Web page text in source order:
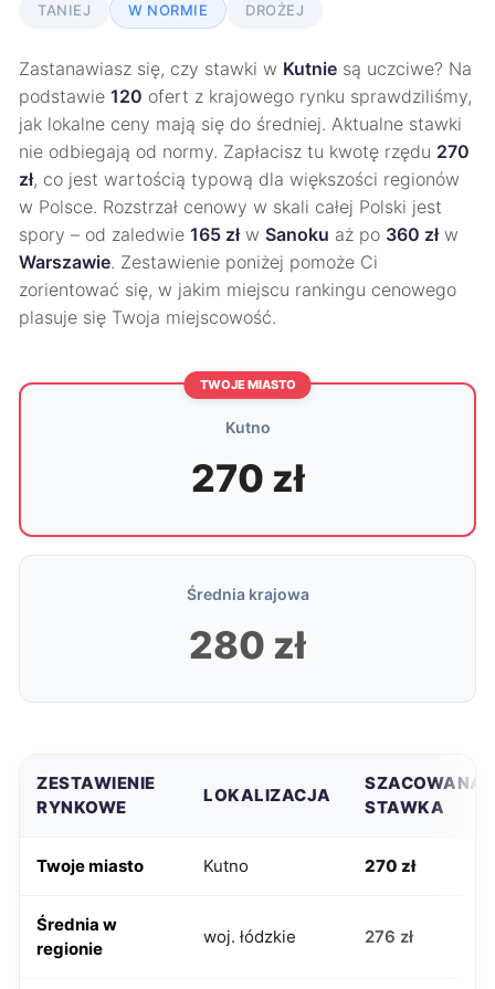
TANIEJ W NORMIE DROŻEJ
Zastanawiasz się, czy stawki w Kutnie są uczciwe? Na
podstawie 120 ofert z krajowego rynku sprawdziliśmy,
jak lokalne ceny mają się do średniej. Aktualne stawki
nie odbiegają od normy. Zapłacisz tu kwotę rzędu 270
zł, co jest wartością typową dla większości regionów
w Polsce. Rozstrzał cenowy w skali całej Polski jest
spory – od zaledwie 165 złw Sanoku aż po 360 złw
Warszawie. Zestawienie poniżej pomoże Ci
zorientować się, w jakim miejscu rankingu cenowego
plasuje się Twoja miejscowość.
TWOJE MIASTO
Kutno
270 zł
Średnia krajowa
280 zł
ZESTAWIENIE
RYNKOWE
LOKALIZACJA
SZACOWANA
STAWKA
Twoje miasto Kutno 270 zł
Średnia w
regionie
woj. łódzkie 276 zł